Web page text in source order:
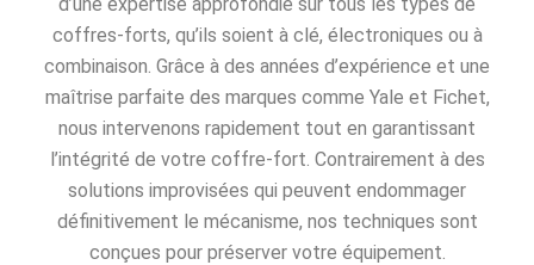
coffres-forts, qu’ils soient à clé, électroniques ou à
combinaison. Grâce à des années d’expérience et une
maîtrise parfaite des marques comme Yale et Fichet,
nous intervenons rapidement tout en garantissant
l’intégrité de votre coffre-fort. Contrairement à des
solutions improvisées qui peuvent endommager
définitivement le mécanisme, nos techniques sont
conçues pour préserver votre équipement.